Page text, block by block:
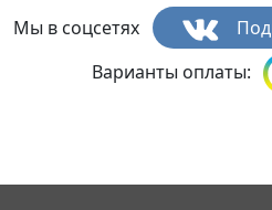
Мы в соцсетях
Варианты оплаты: